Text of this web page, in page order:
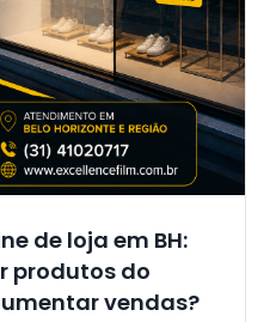
de loja em BH:
produtos do
vendas?